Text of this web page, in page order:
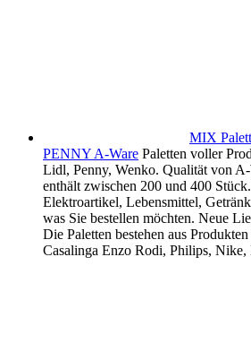
MIX
PENNY A-Ware Paletten voller
Lidl, Penny, Wenko. Qualität von
enthält zwischen 200 und 400
Elektroartikel, Lebensmittel,
was Sie bestellen möchten. Neue
Die Paletten bestehen aus
Casalinga Enzo Rodi, Philips, Nike,